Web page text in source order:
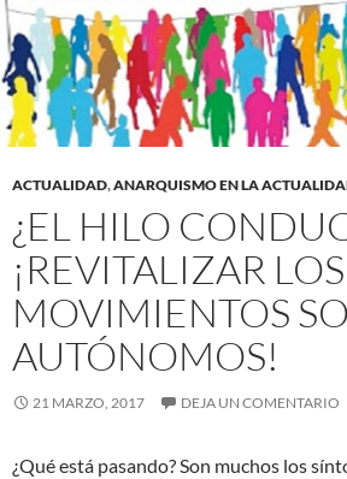
ACTUALIDAD,ANARQUISMO EN LA
¿EL HILO
¡REVITALIZAR LOS
MOVIMIENTOS
AUTÓNOMOS!
21 MARZO, 2017 DEJA UN COMENTARIO
¿Qué está pasando? Son muchos los